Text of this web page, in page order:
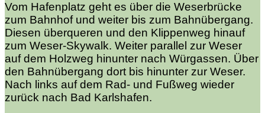
Vom Hafenplatz geht es über die Weserbrücke
zum Bahnhof und weiter bis zum Bahnübergang.
Diesen überqueren und den Klippenweg hinauf
zum Weser-Skywalk. Weiter parallel zur Weser
auf dem Holzweg hinunter nach Würgassen. Über
den Bahnübergang dort bis hinunter zur Weser.
Nach links auf dem Rad- und Fußweg wieder
zurück nach Bad Karlshafen.